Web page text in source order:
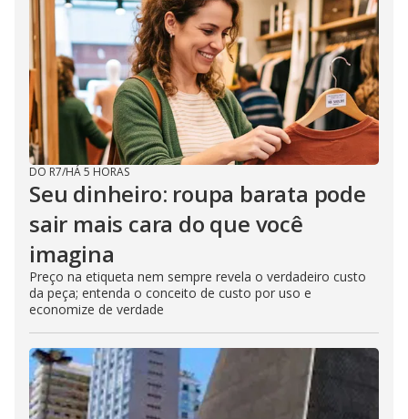
DO R7/HÁ 5 HORAS
Seu dinheiro: roupa barata pode
sair mais cara do que você
imagina
Preço na etiqueta nem sempre revela o verdadeiro custo
da peça; entenda o conceito de custo por uso e
economize de verdade